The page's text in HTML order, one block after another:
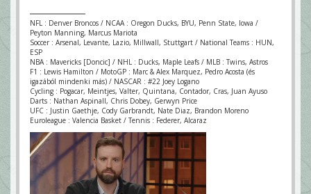
NFL : Denver Broncos / NCAA : Oregon Ducks, BYU, Penn State, Iowa /
Peyton Manning, Marcus Mariota
Soccer : Arsenal, Levante, Lazio, Millwall, Stuttgart / National Teams : HUN,
ESP
NBA : Mavericks [Doncic] / NHL : Ducks, Maple Leafs / MLB : Twins, Astros
F1 : Lewis Hamilton / MotoGP : Marc & Alex Marquez, Pedro Acosta (és
igazából mindenki más) / NASCAR : #22 Joey Logano
Cycling : Pogacar, Meintjes, Valter, Quintana, Contador, Cras, Juan Ayuso
Darts : Nathan Aspinall, Chris Dobey, Gerwyn Price
UFC : Justin Gaethje, Cody Garbrandt, Nate Diaz, Brandon Moreno
Euroleague : Valencia Basket / Tennis : Federer, Alcaraz